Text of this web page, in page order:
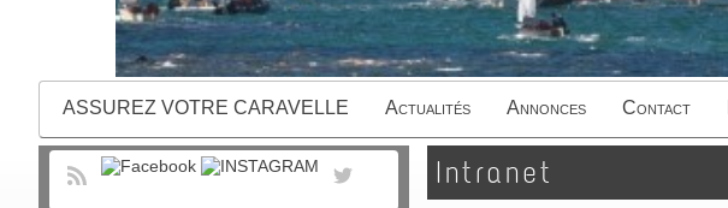
ASSUREZ VOTRE CARAVELLE Actualités Annonces Contact
Intranet